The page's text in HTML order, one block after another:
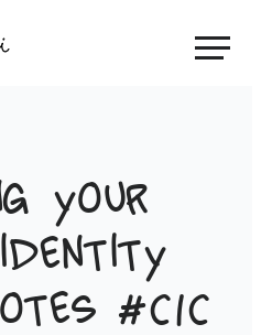
your
#CIC